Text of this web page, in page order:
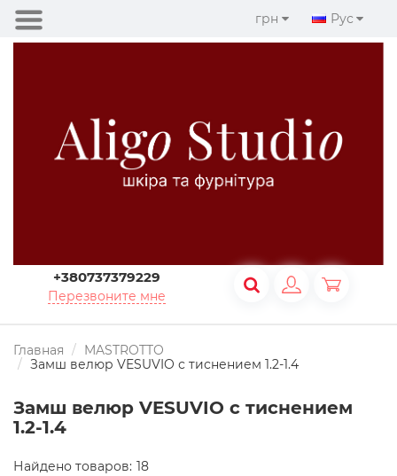
грн Рус
+380737379229
Перезвоните мне
Главная
MASTROTTO
Замш велюр VESUVIO с тиснением 1.2-1.4
Замш велюр VESUVIO с тиснением
1.2-1.4
Найдено товаров: 18